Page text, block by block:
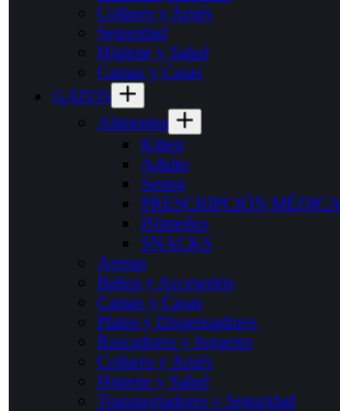
Collares y Arnés
Seguridad
Higiene y Salud
Camas y Casas
GATOS
Alimentos
Kitten
Adulto
Senior
PRESCRIPCIÓN MÉDICA
Húmedos
SNACKS
Arenas
Baños y Accesorios
Camas y Casas
Platos y Dispensadores
Rascadores y Juguetes
Collares y Arnés
Higiene y Salud
Transportadores y Seguridad